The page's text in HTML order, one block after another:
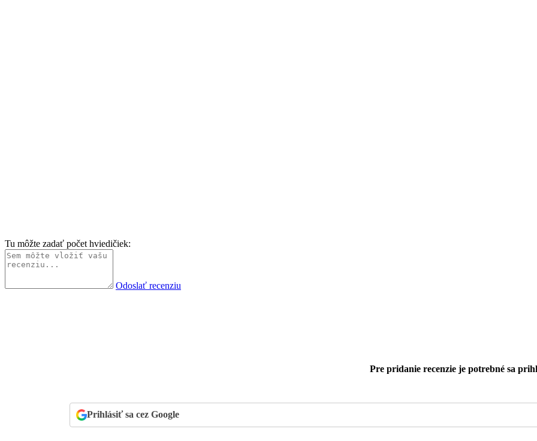
Tu môžte zadať počet hviedičiek:
Odoslať recenziu
Pre pridanie recenzie je potrebné sa
Prihlásiť sa cez Google